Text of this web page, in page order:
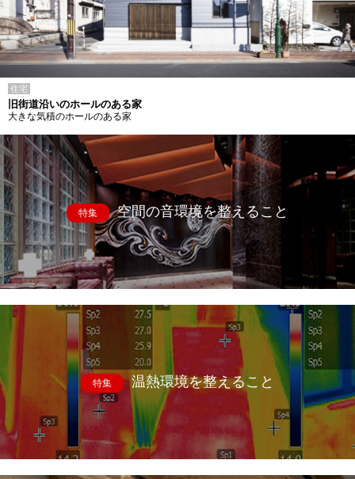
住宅
旧街道沿いのホールのある家
大きな気積のホールのある家
特集 空間の音環境を整えること
特集 温熱環境を整えること